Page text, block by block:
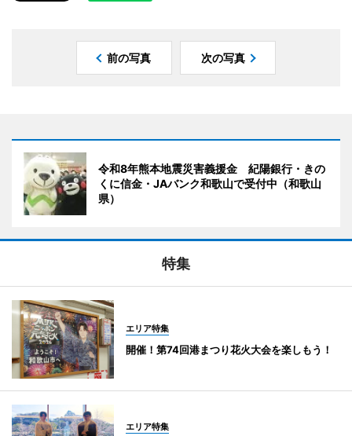
前の写真 次の写真
令和8年熊本地震災害義援金 紀陽銀行・きの
くに信金・JAバンク和歌山で受付中（和歌山
県）
特集
エリア特集
開催！第74回港まつり花火大会を楽しもう！
エリア特集